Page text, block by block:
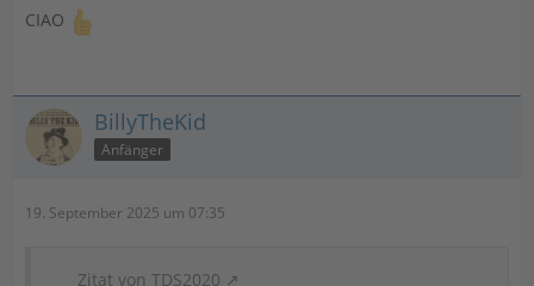
CIAO
BillyTheKid
Anfänger
19. September 2025 um 07:35
Zitat von TDS2020